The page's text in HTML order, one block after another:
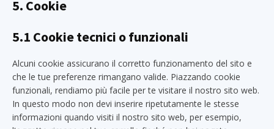
5. Cookie
5.1 Cookie tecnici o funzionali
Alcuni cookie assicurano il corretto funzionamento del sito e
che le tue preferenze rimangano valide. Piazzando cookie
funzionali, rendiamo più facile per te visitare il nostro sito web.
In questo modo non devi inserire ripetutamente le stesse
informazioni quando visiti il nostro sito web, per esempio,